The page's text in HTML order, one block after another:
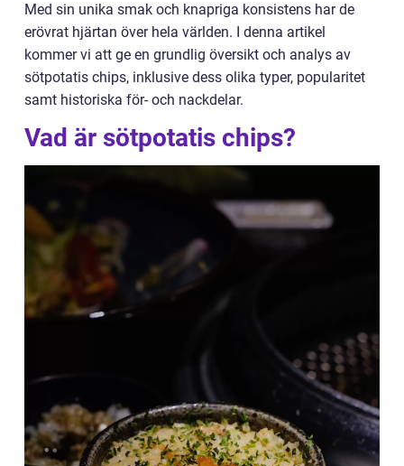
Med sin unika smak och knapriga konsistens har de
erövrat hjärtan över hela världen. I denna artikel
kommer vi att ge en grundlig översikt och analys av
sötpotatis chips, inklusive dess olika typer, popularitet
samt historiska för- och nackdelar.
Vad är sötpotatis chips?